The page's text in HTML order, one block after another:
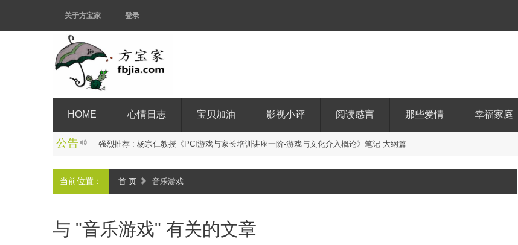
关于方宝家 登录
HOME 心情日志 宝贝加油 影视小评 阅读感言 那些爱情 幸福家庭
公告 强烈推荐 : _
当前位置： 首 页 音乐游戏
与 "音乐游戏" 有关的文章